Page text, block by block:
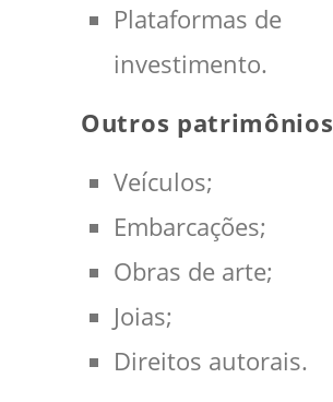
Plataformas de
investimento.
Outros patrimônios
Veículos;
Embarcações;
Obras de arte;
Joias;
Direitos autorais.